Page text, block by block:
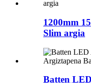
1200mm
Slim argia
Batten